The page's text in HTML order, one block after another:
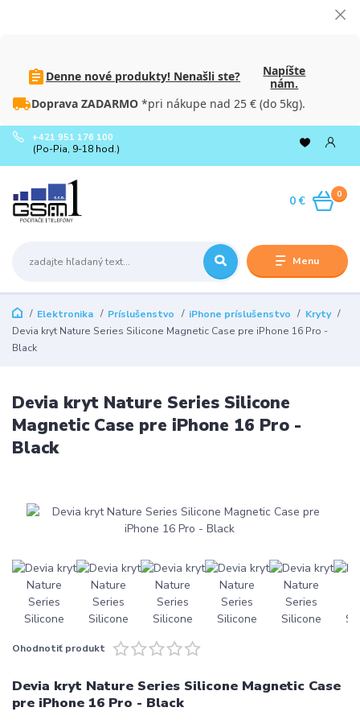
Denne nové produkty! Nenašli ste?
Napíšte
nám.
Doprava ZADARMO *pri nákupe nad 25 € (do 5kg).
Menu
+421 951 176 100
(Po-Pia, 9-18 hod.)
0
0 €
Elektronika Príslušenstvo iPhone príslušenstvo
Kryty
Devia kryt Nature Series Silicone Magnetic Case pre iPhone 16 Pro -
Black
Devia kryt Nature Series Silicone
Magnetic Case pre iPhone 16 Pro -
Black
Ohodnotiť produkt
Devia kryt Nature Series Silicone Magnetic Case
pre iPhone 16 Pro - Black